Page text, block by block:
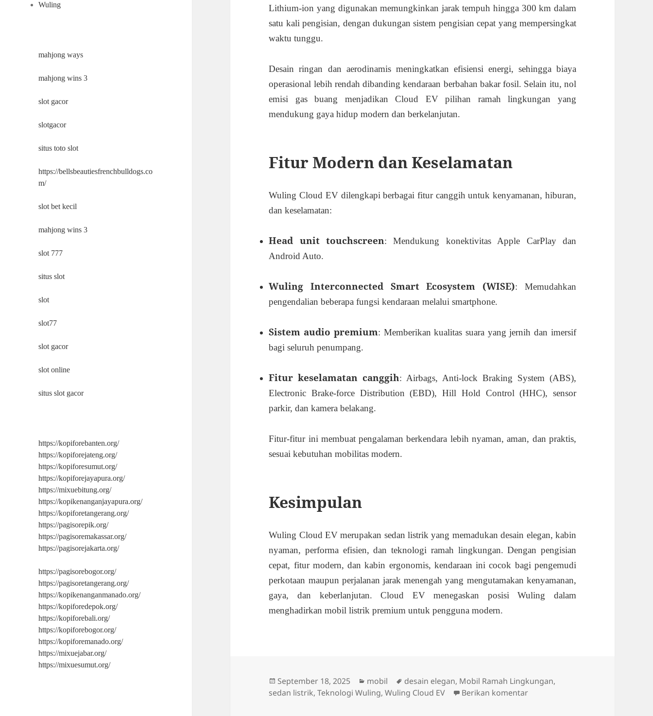
Wuling
mahjong ways
mahjong wins 3
slot gacor
slotgacor
situs toto slot
https://bellsbeautiesfrenchbulldogs.co
m/
slot bet kecil
mahjong wins 3
slot 777
situs slot
slot
slot77
slot gacor
slot online
situs slot gacor
https://kopiforebanten.org/
https://kopiforejateng.org/
https://kopiforesumut.org/
https://kopiforejayapura.org/
https://mixuebitung.org/
https://kopikenanganjayapura.org/
https://kopiforetangerang.org/
https://pagisorepik.org/
https://pagisoremakassar.org/
https://pagisorejakarta.org/
https://pagisorebogor.org/
https://pagisoretangerang.org/
https://kopikenanganmanado.org/
https://kopiforedepok.org/
https://kopiforebali.org/
https://kopiforebogor.org/
https://kopiforemanado.org/
https://mixuejabar.org/
https://mixuesumut.org/
Lithium-ion yang digunakan memungkinkan jarak tempuh hingga 300 km dalam
satu kali pengisian, dengan dukungan sistem pengisian cepat yang mempersingkat
waktu tunggu.
Desain ringan dan aerodinamis meningkatkan efisiensi energi, sehingga biaya
operasional lebih rendah dibanding kendaraan berbahan bakar fosil. Selain itu, nol
emisi gas buang menjadikan Cloud EV pilihan ramah lingkungan yang
mendukung gaya hidup modern dan berkelanjutan.
Fitur Modern dan Keselamatan
Wuling Cloud EV dilengkapi berbagai fitur canggih untuk kenyamanan, hiburan,
dan keselamatan:
Head unit touchscreen: Mendukung konektivitas Apple CarPlay dan
Android Auto.
Wuling Interconnected Smart Ecosystem (WISE): Memudahkan
pengendalian beberapa fungsi kendaraan melalui smartphone.
Sistem audio premium: Memberikan kualitas suara yang jernih dan imersif
bagi seluruh penumpang.
Fitur keselamatan canggih: Airbags, Anti-lock Braking System (ABS),
Electronic Brake-force Distribution (EBD), Hill Hold Control (HHC), sensor
parkir, dan kamera belakang.
Fitur-fitur ini membuat pengalaman berkendara lebih nyaman, aman, dan praktis,
sesuai kebutuhan mobilitas modern.
Kesimpulan
Wuling Cloud EV merupakan sedan listrik yang memadukan desain elegan, kabin
nyaman, performa efisien, dan teknologi ramah lingkungan. Dengan pengisian
cepat, fitur modern, dan kabin ergonomis, kendaraan ini cocok bagi pengemudi
perkotaan maupun perjalanan jarak menengah yang mengutamakan kenyamanan,
gaya, dan keberlanjutan. Cloud EV menegaskan posisi Wuling dalam
menghadirkan mobil listrik premium untuk pengguna modern.
Diposkan
pada
September 18, 2025 Kategori
mobil Tag
desain elegan, Mobil Ramah Lingkungan,
sedan listrik,Teknologi Wuling,Wuling Cloud EV Berikan komentaruntuk Wuling Cloud EV: Sedan